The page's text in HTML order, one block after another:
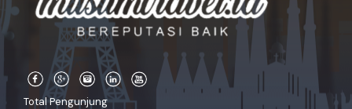
Total Pengunjung